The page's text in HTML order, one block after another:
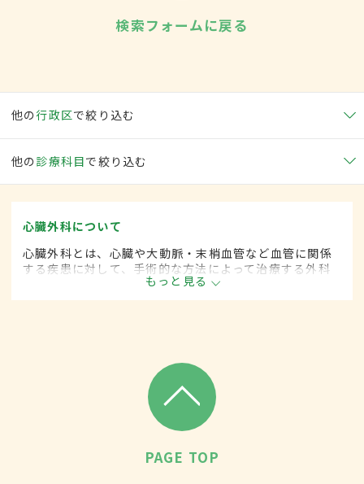
検索フォームに戻る
他の行政区で絞り込む
他の 診療科目で絞り込む
心臓外科について
心臓外科とは、心臓や大動脈・末梢血管など血管に関係
する疾患に対して、手術的な方法によって治療する外科
もっと見る
PAGE TOP